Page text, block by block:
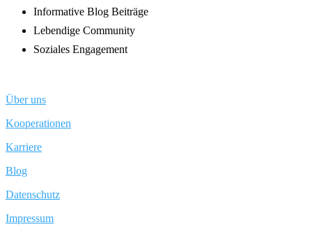
Informative Blog Beiträge
Lebendige Community
Soziales Engagement
Über uns
Kooperationen
Karriere
Blog
Datenschutz
Impressum